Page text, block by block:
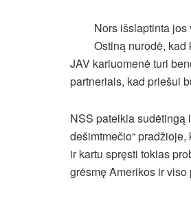
Nors išslaptinta
Ostiną nurodė,
JAV kariuomenė turi
partneriais, kad priešui
NSS pateikia sudėtingą
dešimtmečio“
ir kartu spręsti tokias
grėsmę Amerikos ir